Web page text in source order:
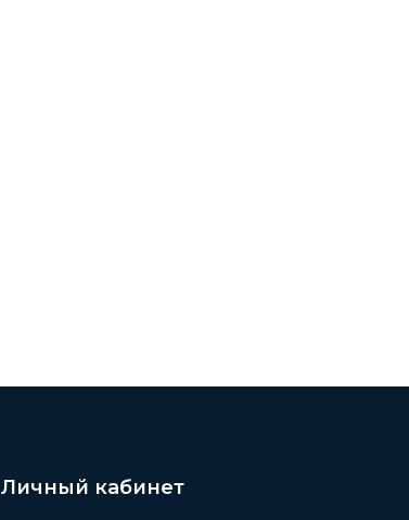
Личный кабинет